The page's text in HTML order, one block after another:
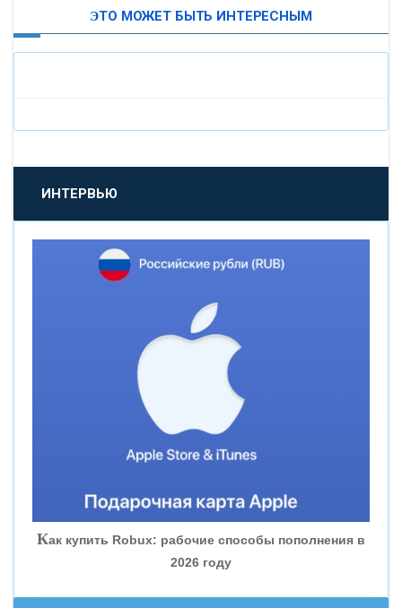
«БАНК САНКТ-ПЕТЕРБУРГ»
«ПРОМСВЯЗЬБАНК»
«НОВИКОМБАНК»
«ВНЕШПРОМБАНК»
«БАНК ГЛОБЭКС»
«СОВКОМБАНК»
ЭТО МОЖЕТ БЫТЬ ИНТЕРЕСНЫМ
ИНТЕРВЬЮ
Как купить Robux: рабочие способы пополнения в
2026 году